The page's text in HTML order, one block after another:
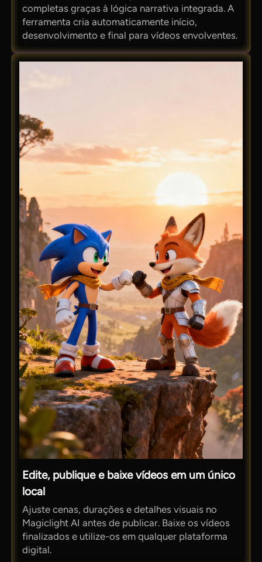
completas graças à lógica narrativa integrada. A
ferramenta cria automaticamente início,
desenvolvimento e final para vídeos envolventes.
Edite, publique e baixe vídeos em um único
local
Ajuste cenas, durações e detalhes visuais no
Magiclight AI antes de publicar. Baixe os vídeos
finalizados e utilize-os em qualquer plataforma
digital.